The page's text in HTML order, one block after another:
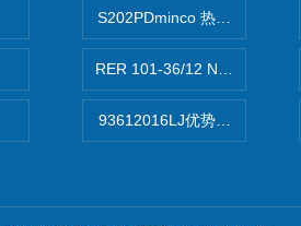
S202PDminco 热电阻
RER 101-36/12 NHH离心
93612016LJ优势供应美国